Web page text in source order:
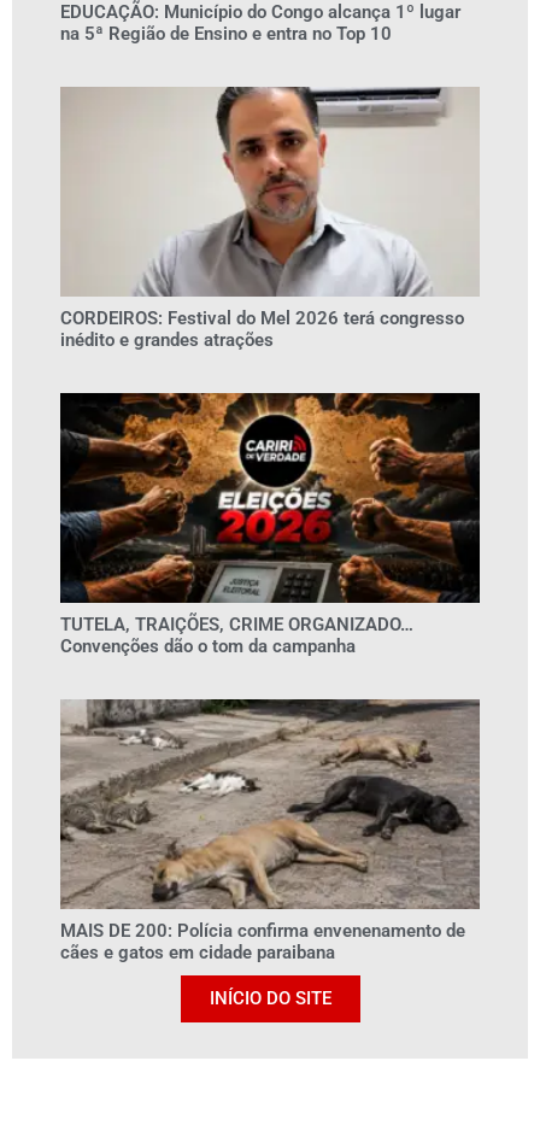
EDUCAÇÃO: Município do Congo alcança 1º lugar
na 5ª Região de Ensino e entra no Top 10
CORDEIROS: Festival do Mel 2026 terá congresso
inédito e grandes atrações
TUTELA, TRAIÇÕES, CRIME ORGANIZADO…
Convenções dão o tom da campanha
MAIS DE 200: Polícia confirma envenenamento de
cães e gatos em cidade paraibana
INÍCIO DO SITE